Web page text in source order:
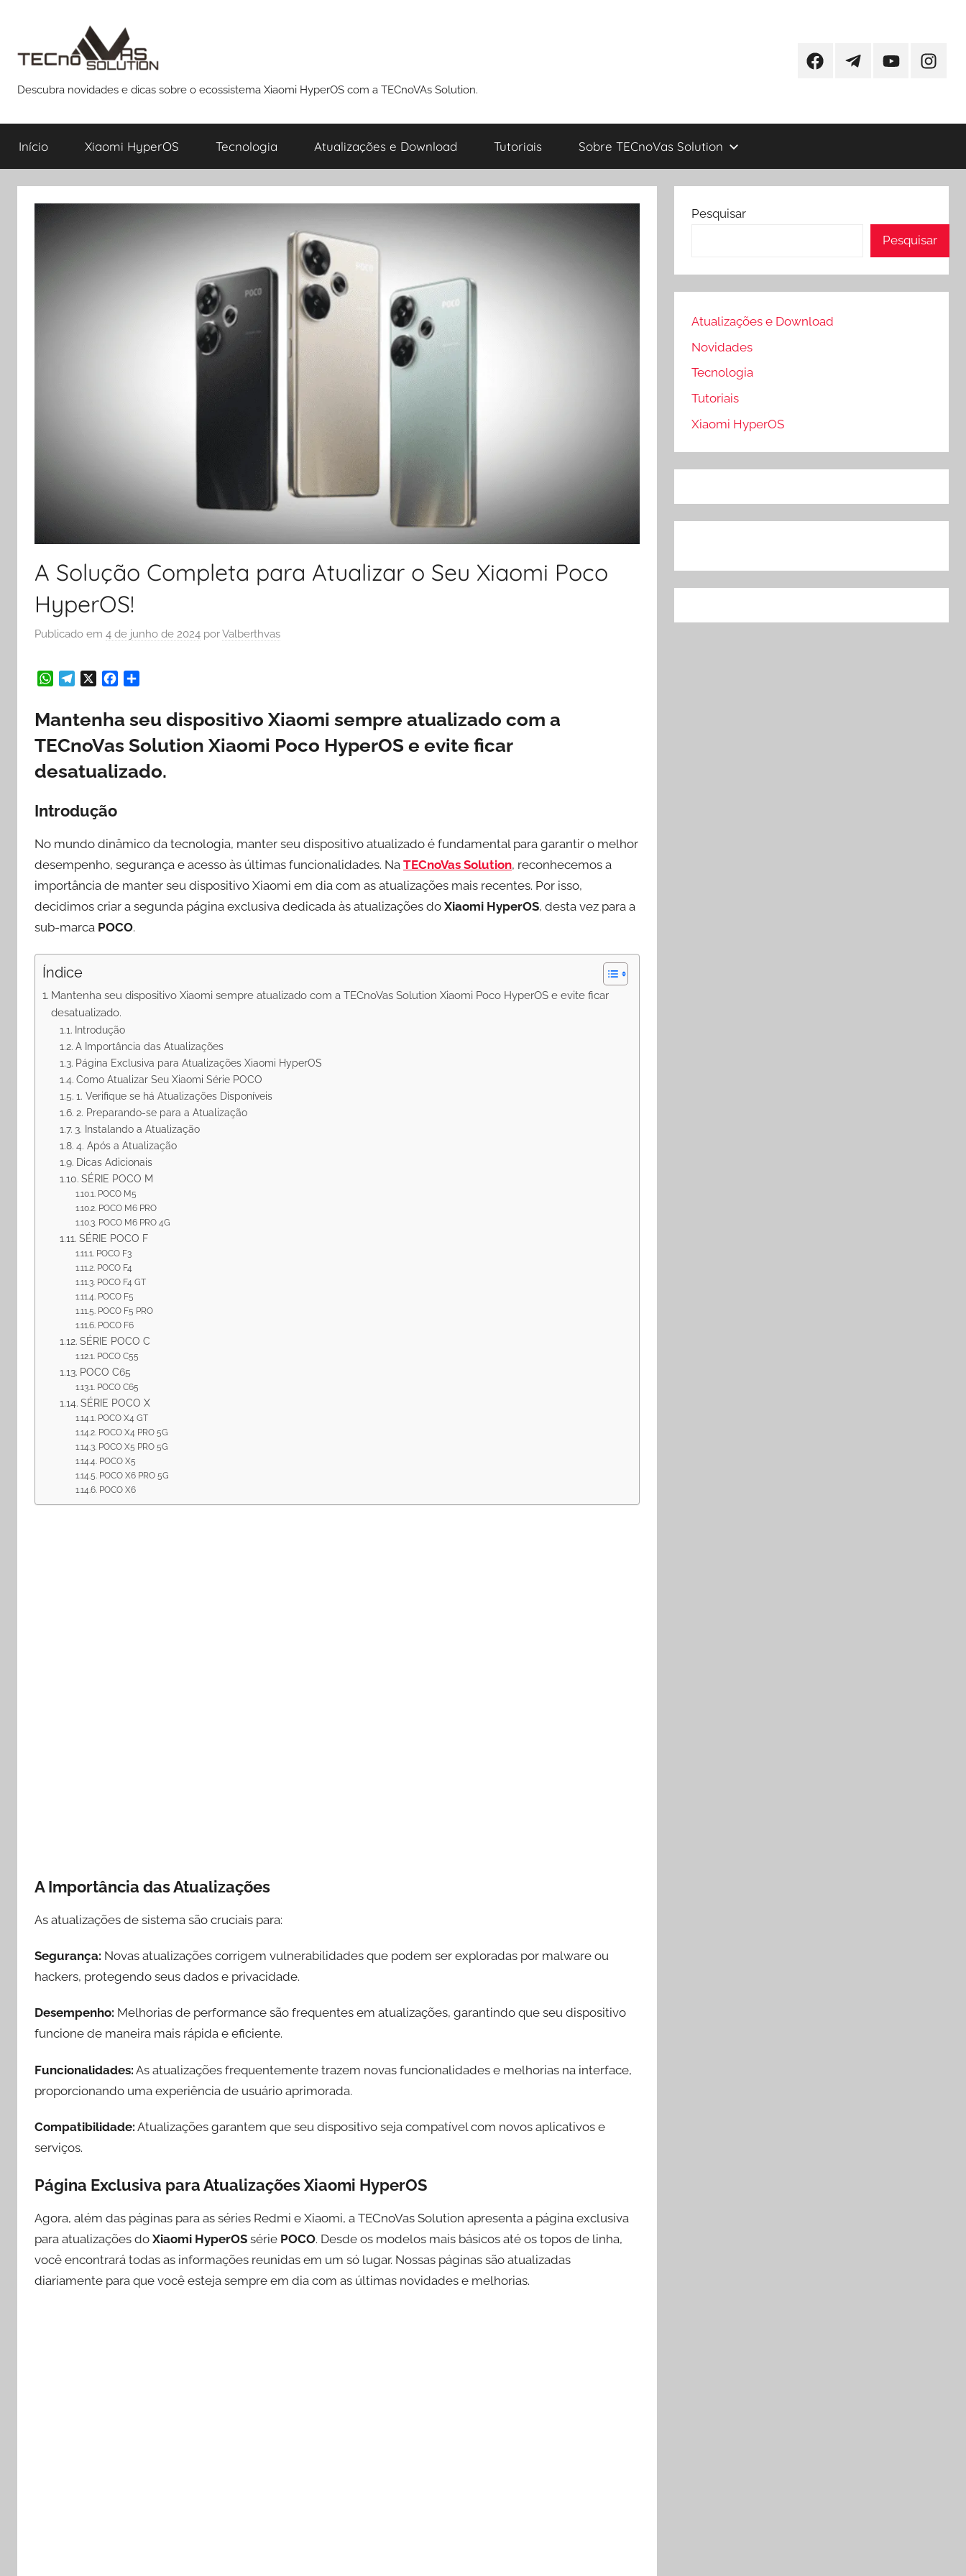
Descubra novidades e dicas sobre o ecossistema Xiaomi HyperOS com a TECnoVAs Solution.
FacebookTelegramYouTube
Início Xiaomi HyperOS Tecnologia Atualizações e Download Tutoriais Sobre TECnoVas Solution
A Solução Completa para Atualizar o Seu Xiaomi Poco
HyperOS!
Publicado em 4 de junho de 2024 porValberthvas
h
a
t
A
p
l
e
r
m
a
c
e
o
k
a
Mantenha seu dispositivo Xiaomi sempre atualizado com a
TECnoVas Solution Xiaomi Poco HyperOS e evite ficar
desatualizado.
Introdução
No mundo dinâmico da tecnologia, manter seu dispositivo atualizado é fundamental para garantir o melhor
desempenho, segurança e acesso às últimas funcionalidades. Na TECnoVas Solution, reconhecemos a
importância de manter seu dispositivo Xiaomi em dia com as atualizações mais recentes. Por isso,
decidimos criar a segunda página exclusiva dedicada às atualizações do Xiaomi HyperOS, desta vez para a
sub-marca POCO.
Índice
Mantenha seu dispositivo Xiaomi sempre atualizado com a TECnoVas Solution Xiaomi Poco HyperOS e evite ficar
desatualizado.
Introdução
A Importância das Atualizações
Página Exclusiva para Atualizações Xiaomi HyperOS
Como Atualizar Seu Xiaomi Série POCO
1. Verifique se há Atualizações Disponíveis
2. Preparando-se para a Atualização
3. Instalando a Atualização
4. Após a Atualização
Dicas Adicionais
SÉRIE POCO M
POCO M5
POCO M6 PRO
POCO M6 PRO 4G
SÉRIE POCO F
POCO F3
POCO F4
POCO F4 GT
POCO F5
POCO F5 PRO
POCO F6
SÉRIE POCO C
POCO C55
POCO C65
POCO C65
SÉRIE POCO X
POCO X4 GT
POCO X4 PRO 5G
POCO X5 PRO 5G
POCO X5
POCO X6 PRO 5G
POCO X6
A Importância das Atualizações
As atualizações de sistema são cruciais para:
Segurança: Novas atualizações corrigem vulnerabilidades que podem ser exploradas por malware ou
hackers, protegendo seus dados e privacidade.
Desempenho: Melhorias de performance são frequentes em atualizações, garantindo que seu dispositivo
funcione de maneira mais rápida e eficiente.
Funcionalidades: As atualizações frequentemente trazem novas funcionalidades e melhorias na interface,
proporcionando uma experiência de usuário aprimorada.
Compatibilidade: Atualizações garantem que seu dispositivo seja compatível com novos aplicativos e
serviços.
Página Exclusiva para Atualizações Xiaomi HyperOS
Agora, além das páginas para as séries Redmi e Xiaomi, a TECnoVas Solution apresenta a página exclusiva
para atualizações do Xiaomi HyperOS série POCO. Desde os modelos mais básicos até os topos de linha,
você encontrará todas as informações reunidas em um só lugar. Nossas páginas são atualizadas
diariamente para que você esteja sempre em dia com as últimas novidades e melhorias.
Pesquisar
Pesquisar
Atualizações e Download
Novidades
Tecnologia
Tutoriais
Xiaomi HyperOS